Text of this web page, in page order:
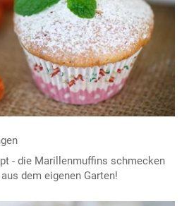
- die Marillenmuffins schmecken
dem eigenen Garten!